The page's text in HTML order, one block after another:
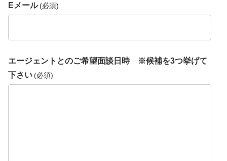
Eメール (必須)
エージェントとのご希望面談日時 ※候補を3つ挙げて
下さい (必須)